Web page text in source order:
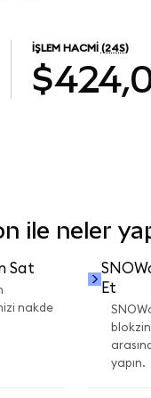
İŞLEM HACMI (24S)
ile neler
Sat
nakde
Et
yapın.